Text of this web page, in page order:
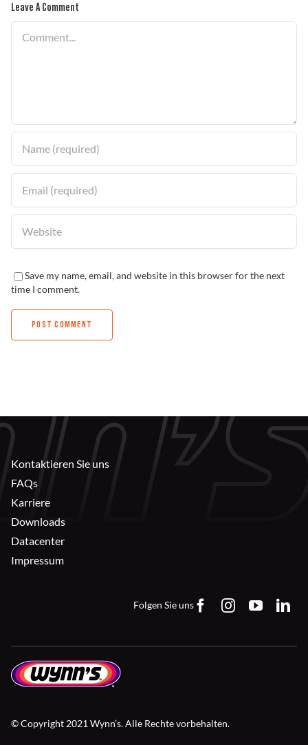
Leave A Comment
Save my name, email, and website in this browser for the next
time I comment.
Kontaktieren Sie uns
FAQs
Karriere
Downloads
Datacenter
Impressum
Folgen Sie uns
© Copyright 2021 Wynn’s. Alle Rechte vorbehalten.